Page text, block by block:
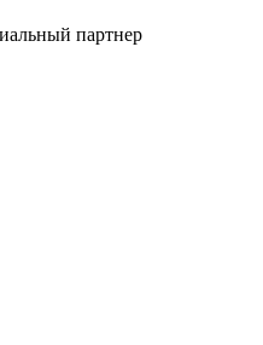
партнер